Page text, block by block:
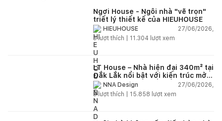
Ngơi House - Ngôi nhà "vẽ trọn"
triết lý thiết kế của HIEUHOUSE
HIEUHOUSE
27/06/2026,
3lượt thích | 11.304 lượt xem
LT House – Nhà hiện đại 340m² tại
Đắk Lắk nổi bật với kiến trúc mở
và hệ sân vườn kết nối thiên
nhiên
NNA Design
27/06/2026,
3lượt thích | 15.858 lượt xem